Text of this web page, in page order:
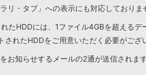
・タブ」への表示にも対応しておりま
たHDDには、1ファイル4GBを超える
れたHDDをご用意いただく必要がござ
お知らせするメールの2通が送信され